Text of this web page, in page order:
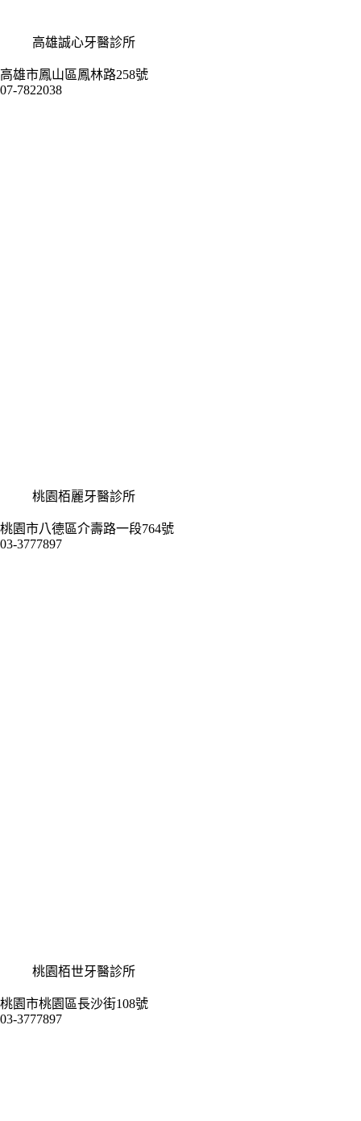
高雄誠心牙醫診所
高雄市鳳山區鳳林路258號
07-7822038
桃園栢麗牙醫診所
桃園市八德區介壽路一段764號
03-3777897
桃園栢世牙醫診所
桃園市桃園區長沙街108號
03-3777897